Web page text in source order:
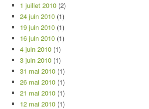
1 juillet 2010 (2)
24 juin 2010 (1)
19 juin 2010 (1)
16 juin 2010 (1)
4 juin 2010 (1)
3 juin 2010 (1)
31 mai 2010 (1)
26 mai 2010 (1)
21 mai 2010 (1)
12 mai 2010 (1)